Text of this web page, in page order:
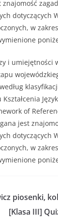
znajomość
dotyczących
w
i umiejętności
of
jest
dotyczących
w
piosenki,
[Klasa III]